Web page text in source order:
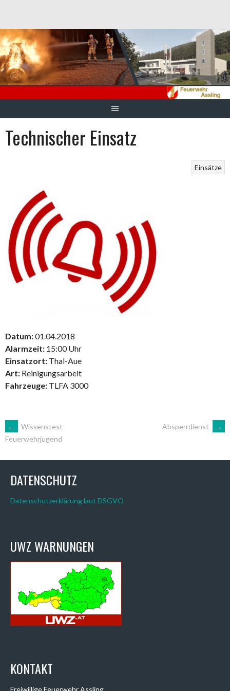
Inhalt
Technischer Einsatz
Einsätze
Datum:01.04.2018
Alarmzeit: 15:00 Uhr
Einsatzort: Thal-Aue
Art: Reinigungsarbeit
Fahrzeuge: TLFA 3000
ARTIKEL-
NAVIGATION
←
Wissenstest
Feuerwehrjugend
Absperrdienst →
DATENSCHUTZ
Datenschutzerklärung laut DSGVO
UWZ WARNUNGEN
KONTAKT